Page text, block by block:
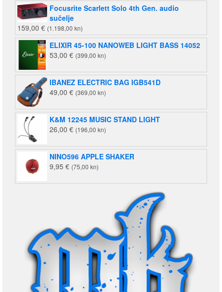
Focusrite Scarlett Solo 4th Gen. audio
sučelje
159,00 € (1.198,00 kn)
ELIXIR 45-100 NANOWEB LIGHT BASS 14052
53,00 € (399,00 kn)
IBANEZ ELECTRIC BAG IGB541D
49,00 € (369,00 kn)
K&M 12245 MUSIC STAND LIGHT
26,00 € (196,00 kn)
NINO596 APPLE SHAKER
9,95 € (75,00 kn)